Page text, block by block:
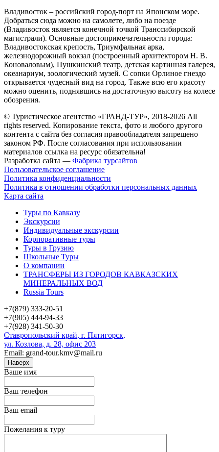
Владивосток – российский город-порт на Японском море.
Добраться сюда можно на самолете, либо на поезде
(Владивосток является конечной точкой Транссибирской
магистрали). Основные достопримечательности города:
Владивостокская крепость, Триумфальная арка,
железнодорожный вокзал (построенный архитектором Н. В.
Коноваловым), Пушкинский театр, детская картинная галерея,
океанариум, зоологический музей. С сопки Орлиное гнездо
открывается чудесный вид на город. Также всю его красоту
можно оценить, поднявшись на достаточную высоту на колесе
обозрения.
© Туристическое агентство «ГРАНД-ТУР», 2018-2026 All
rights reserved. Копирование текста, фото и любого другого
контента с сайта без согласия правообладателя запрещено
законом РФ. После согласования при использовании
материалов ссылка на ресурс обязательна!
Разработка сайта — Фабрика турсайтов
Пользовательское соглашение
Политика конфиденциальности
Политика в отношении обработки персональных данных
Карта сайта
Туры по Кавказу
Экскурсии
Индивидуальные экскурсии
Корпоративные туры
Туры в Грузию
Школьные Туры
О компании
ТРАНСФЕРЫ ИЗ ГОРОДОВ КАВКАЗСКИХ
МИНЕРАЛЬНЫХ ВОД
Russia Tours
+7(879) 333-20-51
+7(905) 444-94-33
+7(928) 341-50-30
Ставропольский край, г. Пятигорск,
ул. Козлова, д. 28, офис 203
Email: grand-tour.kmv@mail.ru
Наверх
Ваше имя
Ваш телефон
Ваш email
Пожелания к туру